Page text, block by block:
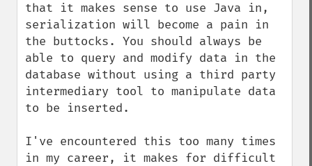
that it makes sense to use Java in,
serialization will become a pain in
the buttocks. You should always be
able to query and modify data in the
database without using a third party
intermediary tool to manipulate data
to be inserted.
I've encountered this too many times
in my career, it makes for difficult